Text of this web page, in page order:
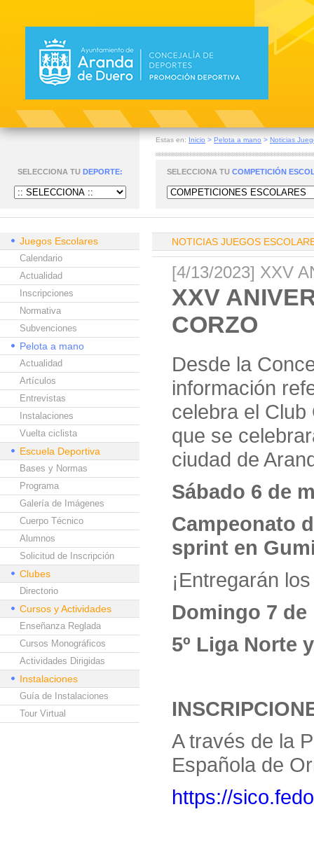
Estas en: Inicio > Pelota a mano > Noticias
SELECCIONA TU DEPORTE: SELECCIONA TU COMPETICIÓN
Juegos Escolares
Calendario
Actualidad
Inscripciones
Normativa
Subvenciones
Pelota a mano
Actualidad
Artículos
Entrevistas
Instalaciones
Vuelta ciclista
Escuela Deportiva
Bases y Normas
Programa
Galería de Imágenes
Cuerpo Técnico
Alumnos
Solicitud de Inscripción
Clubes
Directorio
Cursos y Actividades
Enseñanza Reglada
Cursos Monográficos
Actividades Dirigidas
Instalaciones
Guía de Instalaciones
Tour Virtual
NOTICIAS JUEGOS
[4/13/2023] XXV
XXV
CORZO
Desde la
información
celebra el
que se
ciudad de
Sábado 6 de
Campeonato
sprint en
¡Entregarán
Domingo 7
5º Liga Norte
A través de la
Española de
https://